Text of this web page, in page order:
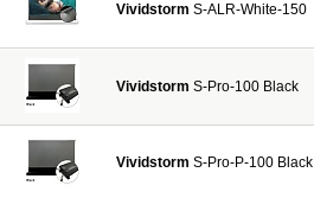
Vividstorm S-ALR-White-150
Vividstorm S-Pro-100 Black
Vividstorm S-Pro-P-100 Black